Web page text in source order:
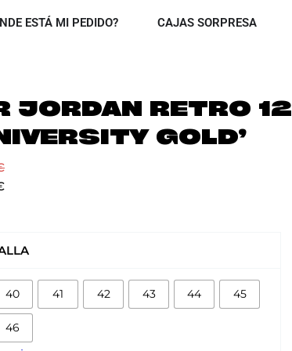
ESTÁ MI PEDIDO? CAJAS SORPRESA
JORDAN RETRO 12
GOLD’
40 41 42 43 44 45
46